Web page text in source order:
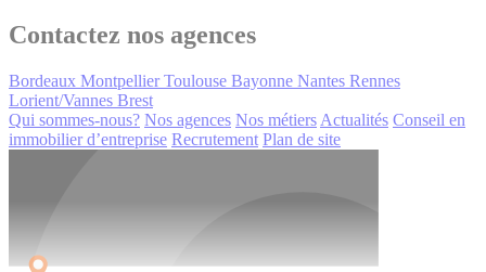
Contactez nos agences
Bordeaux Montpellier Toulouse Bayonne Nantes Rennes
Lorient/Vannes Brest
Qui sommes-nous? Nos agences Nos métiers Actualités Conseil en
immobilier d’entreprise Recrutement Plan de site